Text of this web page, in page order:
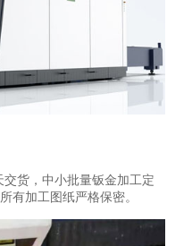
货，中小批量钣金加工定
有加工图纸严格保密。